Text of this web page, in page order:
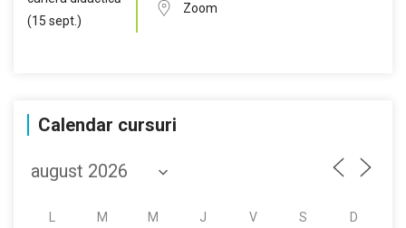
Zoom
Calendar cursuri
M M J V S D